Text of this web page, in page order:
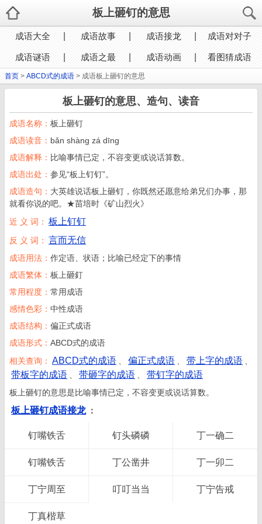
板上砸钉的意思
成语大全 成语故事 成语接龙 成语对对子
成语谜语 成语之最 成语动画 看图猜成语
首页 > ABCD式的成语 > 成语板上砸钉的意思
板上砸钉的意思、造句、读音
成语名称： 板上砸钉
成语读音： bǎn shàng zá dīng
成语解释： 比喻事情已定，不容变更或说话算数。
成语出处： 参见“板上钉钉”。
成语造句： 大英雄说话板上砸钉，你既然还愿意给弟兄们办事，那
就看你说的吧。★苗培时《矿山烈火》
近 义 词： 板上钉钉
反 义 词： 言而无信
成语用法： 作定语、状语；比喻已经定下的事情
成语繁体： 板上砸釘
常用程度： 常用成语
感情色彩： 中性成语
成语结构： 偏正式成语
成语形式： ABCD式的成语
相关查询： ABCD式的成语 偏正式成语 带上字的成语
带板字的成语 带砸字的成语 带钉字的成语
板上砸钉的意思是比喻事情已定，不容变更或说话算数。
板上砸钉成语接龙 ：
钉嘴铁舌 钉头磷磷 丁一确二
钉嘴铁舌 丁公凿井 丁一卯二
丁宁周至 叮叮当当 丁宁告戒
丁真楷草